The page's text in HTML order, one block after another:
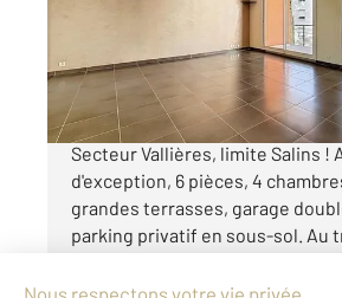
Appartement F6 à vendre
339 900 €
MANDAT CONFIANCE -
Secteur Vallières, limite Salins !
d'exception, 6 pièces, 4
grandes terrasses, garage
parking privatif en sous-sol. Au
finitions haut de gamme est